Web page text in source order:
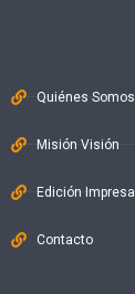
Quiénes Somos
Misión Visión
Edición Impresa
Contacto